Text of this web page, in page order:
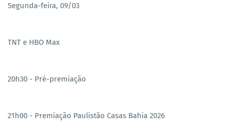
Segunda-feira, 09/03
TNT e HBO Max
20h30 - Pré-premiação
21h00 - Premiação Paulistão Casas Bahia 2026